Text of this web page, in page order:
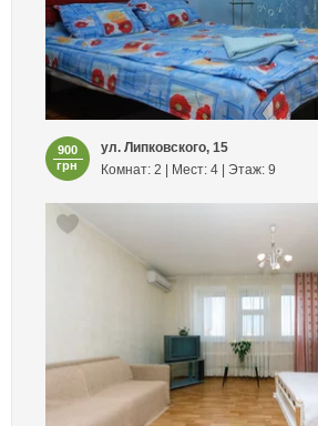
900
грн
ул. Липковского, 15
Комнат: 2 | Мест: 4 | Этаж: 9